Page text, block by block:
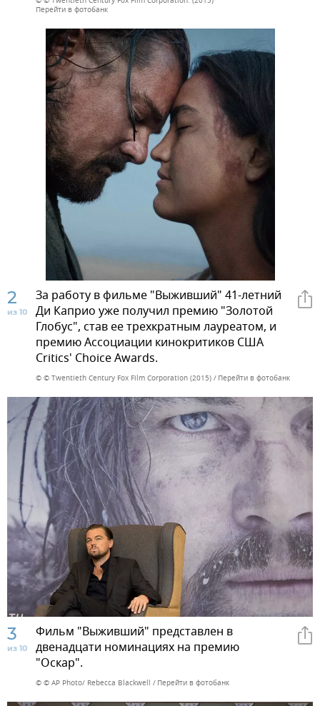
Перейти в фотобанк
2
из 10
За работу в фильме "Выживший" 41-летний
Ди Каприо уже получил премию "Золотой
Глобус", став ее трехкратным лауреатом, и
премию Ассоциации кинокритиков США
Critics' Choice Awards.
© © Twentieth Century Fox Film Corporation (2015) Перейти в фотобанк
3
из 10
Фильм "Выживший" представлен в
двенадцати номинациях на премию
"Оскар".
© © AP Photo/ Rebecca Blackwell Перейти в фотобанк